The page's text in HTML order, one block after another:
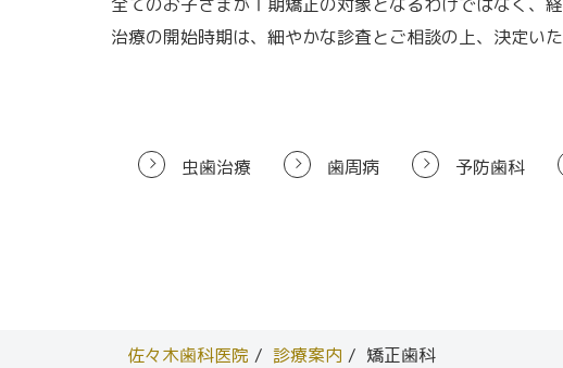
治療の開始時期は、細やかな診査とご相談の上、決定いた
虫歯治療 歯周病 予防歯科
佐々木歯科医院 診療案内 矯正歯科